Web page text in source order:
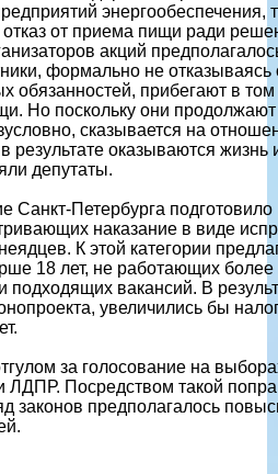
энергообеспечения,
отказ от приема пищи ради
акций
формально не отказываясь
обязанностей, прибегают в том
Но поскольку они продолжают
сказывается на
результате оказываются жизнь
депутаты.
Санкт-Петербурга подготовило
наказание в виде
К этой категории
18 лет, не работающих
подходящих вакансий. В
увеличились бы
за голосование на
ЛДПР. Посредством такой
законов предполагалось